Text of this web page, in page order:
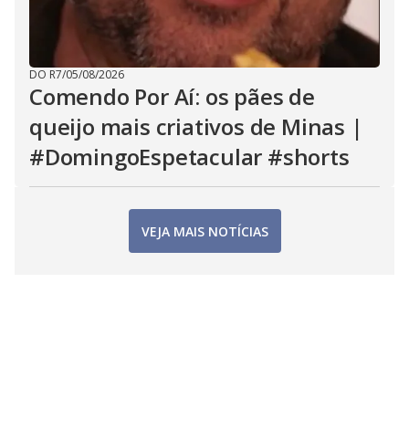
DO R7/05/08/2026
Comendo Por Aí: os pães de
queijo mais criativos de Minas |
#DomingoEspetacular #shorts
VEJA MAIS NOTÍCIAS